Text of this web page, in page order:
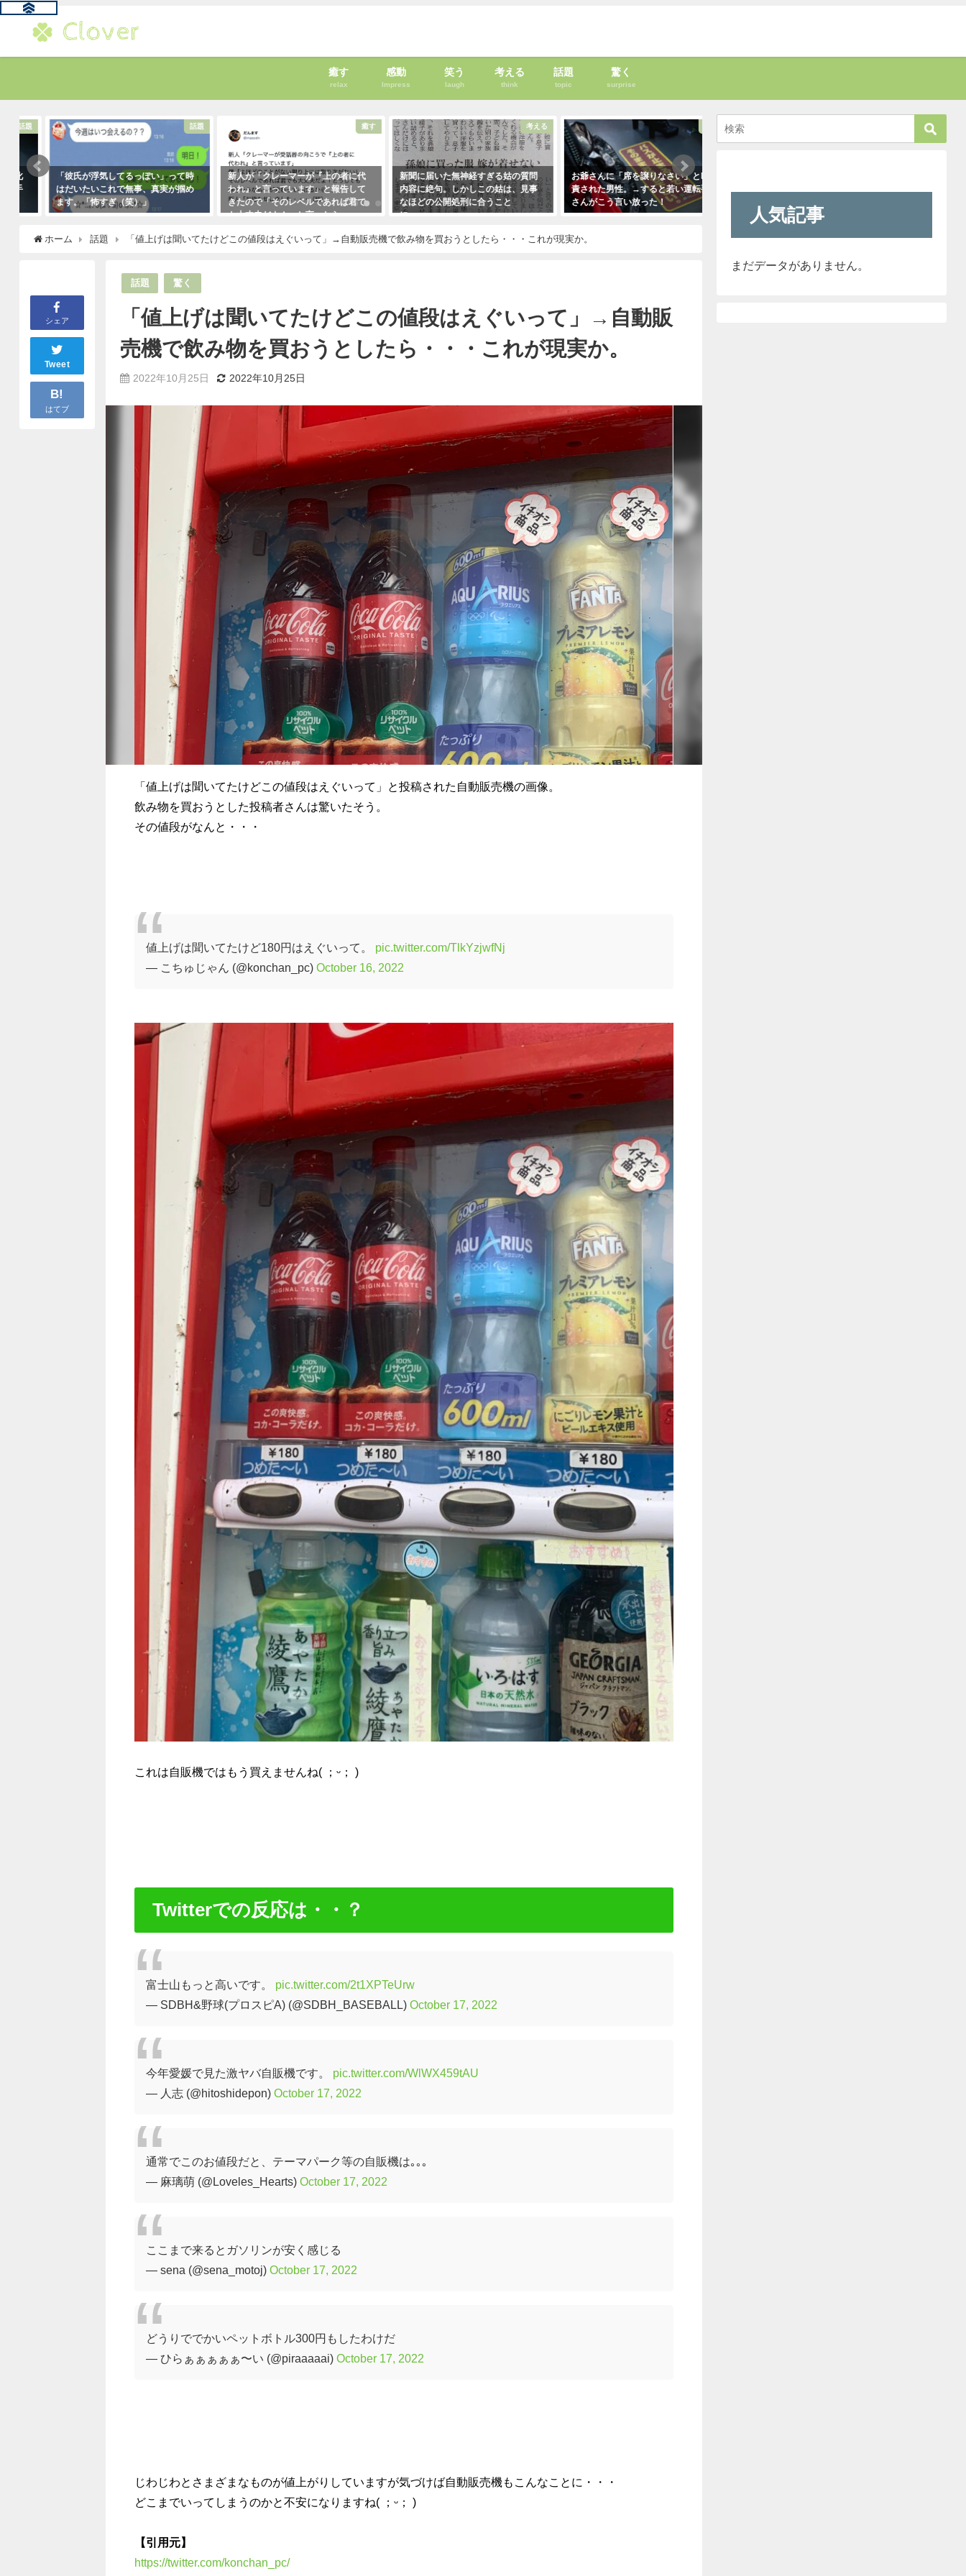
癒す
relax
感動
Impress
笑う
laugh
考える
think
話題
topic
驚く
surprise
「彼氏が浮気してるっぽい」って時
はだいたいこれで無事、真実が掴め
ます。「怖すぎ（笑）」
新人が「クレーマーが『上の者に代
われ』と言っています」と報告して
きたので「そのレベルであれば君で
も大丈夫だよ！」と言ったら・・・
（笑）
考える
新聞に届いた無神経すぎる姑の質問
内容に絶句。しかしこの姑は、見事
なほどの公開処刑に合うこと
に・・・
お爺さんに「席を譲りなさい」と叱
責された男性。→すると若い運転手
さんがこう言い放った！
2021年1月29日
（笑）
ホーム 話題 「値上げは聞いてたけどこの値段はえぐいって」→自動販売機で飲み物を買おうとしたら・・・これが現実か。
シェア
Tweet
B!
はてブ
話題 驚く
「値上げは聞いてたけどこの値段はえぐいって」→自動販
売機で飲み物を買おうとしたら・・・これが現実か。
2022年10月25日 2022年10月25日
「値上げは聞いてたけどこの値段はえぐいって」と投稿された自動販売機の画像。
飲み物を買おうとした投稿者さんは驚いたそう。
その値段がなんと・・・
値上げは聞いてたけど180円はえぐいって。 pic.twitter.com/TlkYzjwfNj
— こちゅじゃん (@konchan_pc) October 16, 2022
これは自販機ではもう買えませんね( ；ᵕ； )
Twitterでの反応は・・？
富士山もっと高いです。 pic.twitter.com/2t1XPTeUrw
— SDBH&野球(プロスピA) (@SDBH_BASEBALL) October 17, 2022
今年愛媛で見た激ヤバ自販機です。 pic.twitter.com/WlWX459tAU
— 人志 (@hitoshidepon) October 17, 2022
通常でこのお値段だと、テーマパーク等の自販機は｡｡｡
— 麻璃萌 (@Loveles_Hearts) October 17, 2022
ここまで来るとガソリンが安く感じる
— sena (@sena_motoj) October 17, 2022
どうりででかいペットボトル300円もしたわけだ
— ひらぁぁぁぁぁ〜い (@piraaaaai) October 17, 2022
じわじわとさまざまなものが値上がりしていますが気づけば自動販売機もこんなことに・・・
どこまでいってしまうのかと不安になりますね( ；ᵕ； )
【引用元】
https://twitter.com/konchan_pc/
人気記事
まだデータがありません。